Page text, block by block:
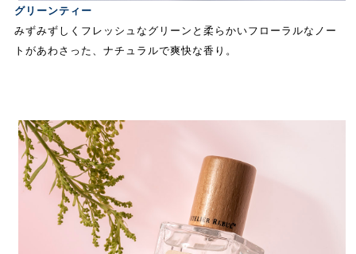
グリーンティー
みずみずしくフレッシュなグリーンと柔らかいフローラルなノー
トがあわさった、ナチュラルで爽快な香り。